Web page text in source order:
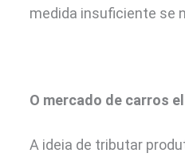
medida insuficiente se
O mercado de carros
A ideia de tributar